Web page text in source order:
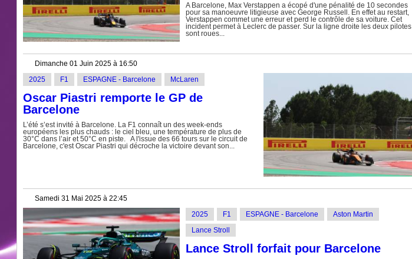
A Barcelone, Max Verstappen a écopé d'une pénalité de 10 secondes
pour sa manoeuvre litigieuse avec George Russell. En effet au restart,
Verstappen commet une erreur et perd le contrôle de sa voiture. Cet
incident permet à Leclerc de passer. Sur la ligne droite les deux pilotes
sont roues...
Dimanche 01 Juin 2025 à 16:50
2025
F1 ESPAGNE - Barcelone McLaren
Oscar Piastri remporte le GP de
Barcelone
L’été s’est invité à Barcelone. La F1 connaît un des week-ends
européens les plus chauds : le ciel bleu, une température de plus de
30°C dans l’air et 50°C en piste. A l'issue des 66 tours sur le circuit de
Barcelone, c'est Oscar Piastri qui décroche la victoire devant son...
Samedi 31 Mai 2025 à 22:45
2025
F1 ESPAGNE - Barcelone
Aston Martin
Lance Stroll
Lance Stroll forfait pour Barcelone